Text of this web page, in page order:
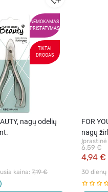
NEMOKAMAS
PRISTATYMAS
TIKTAI
DROGAS
nagų odelių
kaina: 7,19 €
FOR
nagų
Įprastinė
4,94 €
6,59 €
30 dienų